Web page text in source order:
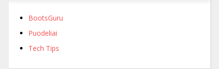
BootsGuru
Puodeliai
Tech Tips